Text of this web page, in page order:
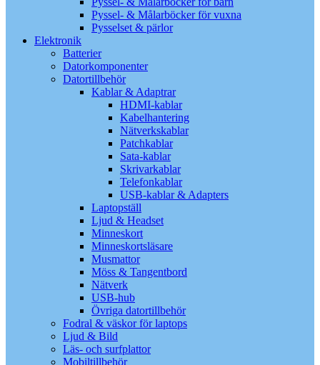
Pyssel- & Målarböcker för vuxna
Pysselset & pärlor
Elektronik
Batterier
Datorkomponenter
Datortillbehör
Kablar & Adaptrar
HDMI-kablar
Kabelhantering
Nätverkskablar
Patchkablar
Sata-kablar
Skrivarkablar
Telefonkablar
USB-kablar & Adapters
Laptopställ
Ljud & Headset
Minneskort
Minneskortsläsare
Musmattor
Möss & Tangentbord
Nätverk
USB-hub
Övriga datortillbehör
Fodral & väskor för laptops
Ljud & Bild
Läs- och surfplattor
Mobiltillbehör